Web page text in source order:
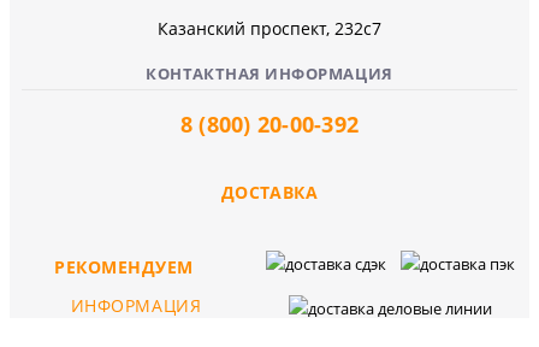
Казанский проспект, 232c7
КОНТАКТНАЯ ИНФОРМАЦИЯ
8 (800) 20-00-392
ДОСТАВКА
РЕКОМЕНДУЕМ
ИНФОРМАЦИЯ